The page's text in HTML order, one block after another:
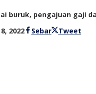
buruk, pengajuan
2022olehSebar Tweet